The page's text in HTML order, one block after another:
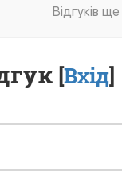
Відгуків
[Вхід]